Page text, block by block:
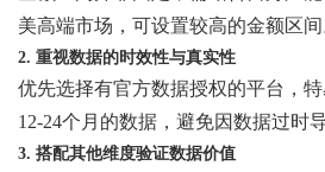
美高端市场，可设置较高的金额区间
2. 重视数据的时效性与真实性
优先选择有官方数据授权的平台，
12-24个月的数据，避免因数据过时
3. 搭配其他维度验证数据价值